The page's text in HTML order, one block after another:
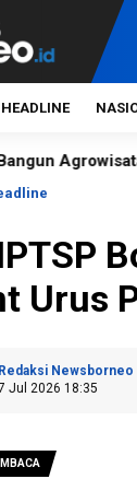
HEADLINE
di Sulsel,
Urus
Redaksi Newsborneo
Jul 2026 18:35